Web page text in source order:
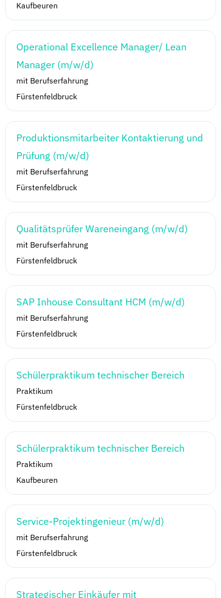
Kaufbeuren
Operational Excellence Manager/ Lean
Manager (m/w/d)
mit Berufserfahrung
Fürstenfeldbruck
Produktionsmitarbeiter Kontaktierung und
Prüfung (m/w/d)
mit Berufserfahrung
Fürstenfeldbruck
Qualitätsprüfer Wareneingang (m/w/d)
mit Berufserfahrung
Fürstenfeldbruck
SAP Inhouse Consultant HCM (m/w/d)
mit Berufserfahrung
Fürstenfeldbruck
Schülerpraktikum technischer Bereich
Praktikum
Fürstenfeldbruck
Schülerpraktikum technischer Bereich
Praktikum
Kaufbeuren
Service-Projektingenieur (m/w/d)
mit Berufserfahrung
Fürstenfeldbruck
Strategischer Einkäufer mit